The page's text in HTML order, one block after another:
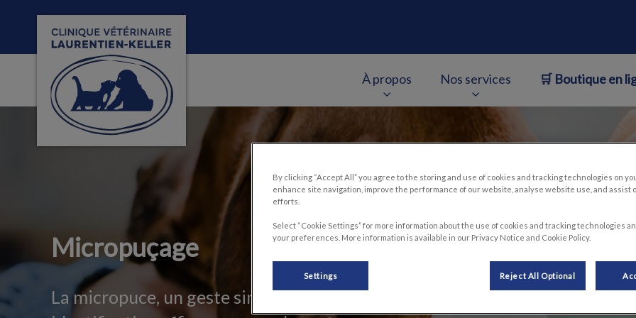
Page d'accueil de Clinique vétérinaire Laurentien-KellerÀ propos Nos services 🛒 Boutique en
IvcPractices.HeaderNav.Search.Label
Micropuçage
La micropuce, un geste simple pour une
By clicking “Accept All” you agree to the storing and use of cookies and tracking technologies on
enhance site navigation, improve the performance of our website, analyse website use, and assist
efforts.
Select “Cookie Settings” for more information about the use of cookies and tracking technologies
your preferences. More information is available in our Privacy Notice and Cookie Policy.
Settings Reject All Optional